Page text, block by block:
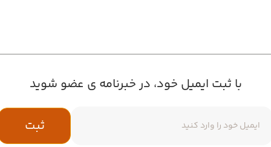
با ثبت ایمیل خود، در خبرنامه ی عضو شوید
ثبت